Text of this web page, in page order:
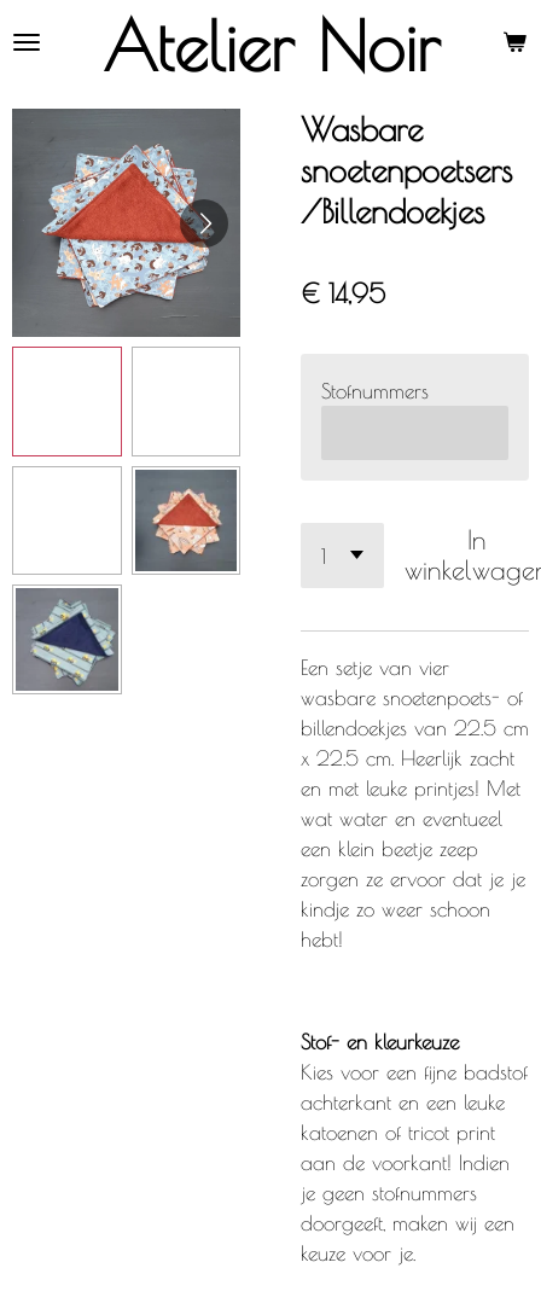
direct
de
hoofdinhoud
Atelier Noir
Wasbare
snoetenpoetsers
/Billendoekjes
€ 14,95
Stofnummers
In
Een setje van vier
wasbare snoetenpoets- of
billendoekjes van 22.5 cm
x 22.5 cm. Heerlijk zacht
en met leuke printjes! Met
wat water en eventueel
een klein beetje zeep
zorgen ze ervoor dat je je
kindje zo weer schoon
hebt!
Stof- en kleurkeuze
Kies voor een fijne badstof
achterkant en een leuke
katoenen of tricot print
aan de voorkant! Indien
je geen stofnummers
doorgeeft, maken wij een
keuze voor je.